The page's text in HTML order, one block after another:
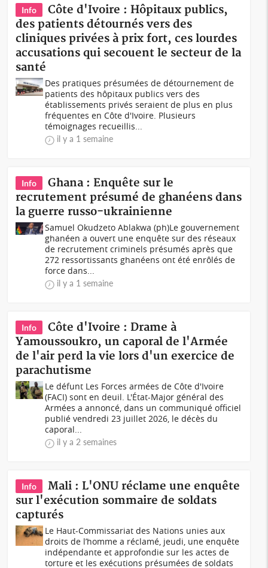
Info
Côte d'Ivoire : Hôpitaux publics,
des patients détournés vers des
cliniques privées à prix fort, ces lourdes
accusations qui secouent le secteur de la
santé
Des pratiques présumées de détournement de
patients des hôpitaux publics vers des
établissements privés seraient de plus en plus
fréquentes en Côte d'Ivoire. Plusieurs
témoignages recueillis...
il y a 1 semaine
Info
Ghana : Enquête sur le
recrutement présumé de ghanéens dans
la guerre russo-ukrainienne
Samuel Okudzeto Ablakwa (ph)Le gouvernement
ghanéen a ouvert une enquête sur des réseaux
de recrutement criminels présumés après que
272 ressortissants ghanéens ont été enrôlés de
force dans...
il y a 1 semaine
Info
Côte d'Ivoire : Drame à
Yamoussoukro, un caporal de l'Armée
de l'air perd la vie lors d'un exercice de
parachutisme
Le défunt Les Forces armées de Côte d'Ivoire
(FACI) sont en deuil. L'État-Major général des
Armées a annoncé, dans un communiqué officiel
publié vendredi 23 juillet 2026, le décès du
caporal...
il y a 2 semaines
Info
Mali : L'ONU réclame une enquête
sur l'exécution sommaire de soldats
capturés
Le Haut-Commissariat des Nations unies aux
droits de l’homme a réclamé, jeudi, une enquête
indépendante et approfondie sur les actes de
torture et les exécutions présumées de soldats